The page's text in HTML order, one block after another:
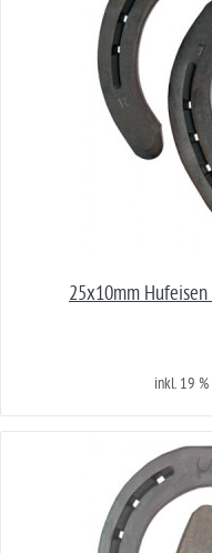
25x10mm
inkl. 19 %